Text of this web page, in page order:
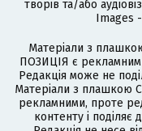
творів та/або
Images
Матеріали з
ПОЗИЦІЯ є
Редакція може не
Матеріали з плашкою
рекламними, проте
контенту і поділяє